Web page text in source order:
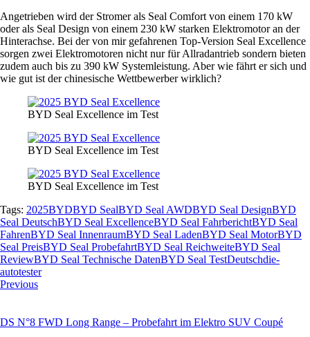
Angetrieben wird der Stromer als Seal Comfort von einem 170 kW
oder als Seal Design von einem 230 kW starken Elektromotor an der
Hinterachse. Bei der von mir gefahrenen Top-Version Seal Excellence
sorgen zwei Elektromotoren nicht nur für Allradantrieb sondern bieten
zudem auch bis zu 390 kW Systemleistung. Aber wie fährt er sich und
wie gut ist der chinesische Wettbewerber wirklich?
BYD Seal Excellence im Test
BYD Seal Excellence im Test
BYD Seal Excellence im Test
Tags: 2025BYDBYD SealBYD Seal AWDBYD Seal DesignBYD
Seal DeutschBYD Seal ExcellenceBYD Seal FahrberichtBYD Seal
FahrenBYD Seal InnenraumBYD Seal LadenBYD Seal MotorBYD
Seal PreisBYD Seal ProbefahrtBYD Seal ReichweiteBYD Seal
ReviewBYD Seal Technische DatenBYD Seal TestDeutschdie-
autotester
Beitragsnavigation
Previous
DS N°8 FWD Long Range – Probefahrt im Elektro SUV Coupé